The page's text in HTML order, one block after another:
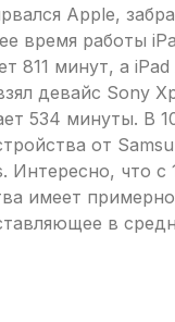
Apple,
время работы
811 минут, а iPad
девайс Sony
534 минуты. В
от
Интересно, что с
имеет
в